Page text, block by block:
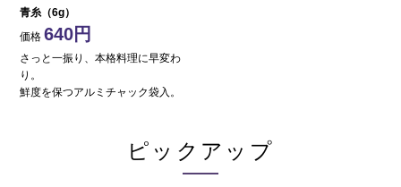
青糸（6g）
価格 640
さっと一振り、本格料理に早変わ
り。
鮮度を保つアルミチャック袋入。
ピックアップ